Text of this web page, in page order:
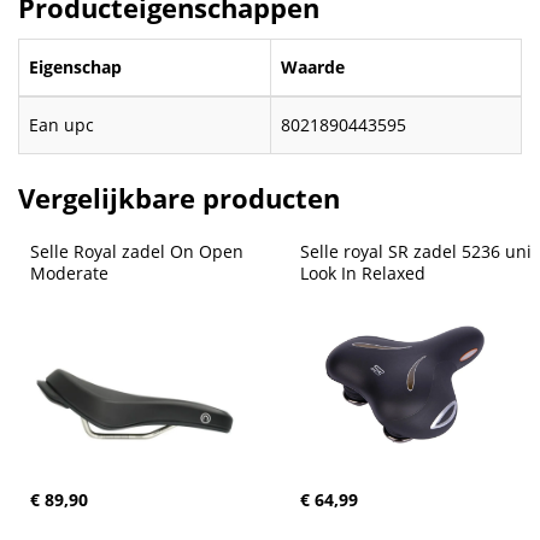
Producteigenschappen
Eigenschap Waarde
Ean upc 8021890443595
Vergelijkbare producten
Selle Royal zadel On Open
Moderate
€ 89,90
Selle royal SR zadel 5236 uni
Look In Relaxed
€ 64,99